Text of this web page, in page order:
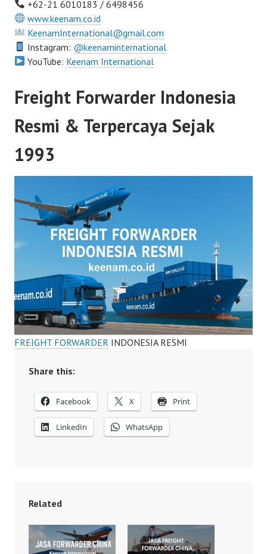
+62-21 6010183 / 6498456
www.keenam.co.id
KeenamInternational@gmail.com
Instagram: @keenaminternational
YouTube: Keenam International
Freight Forwarder Indonesia
Resmi & Terpercaya Sejak
1993
FREIGHT FORWARDER INDONESIA RESMI
Share this:
Facebook X Print
LinkedIn WhatsApp
Related